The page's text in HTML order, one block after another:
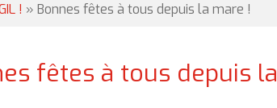
! » Bonnes fêtes à tous depuis la mare !
fêtes à tous depuis